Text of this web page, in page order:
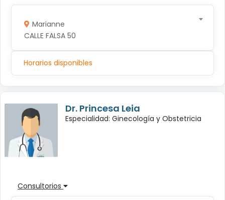
Marianne
CALLE FALSA 50
Horarios disponibles
Dr. Princesa Leia
Especialidad: Ginecología y Obstetricia
Consultorios